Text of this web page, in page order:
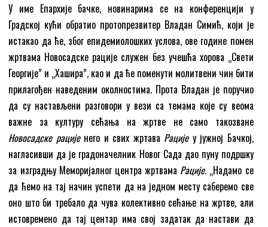
У име Епархије бачке, новинарима се на конференцији у
Градској кући обратио протопрезвитер Владан Симић, који је
истакао да ће, због епидемиолошких услова, ове године помен
жртвама Новосадске рације служен без учешћа хорова „Свети
Георгије” и „Хашира”, као и да ће поменути молитвени чин бити
прилагођен наведеним околностима. Прота Владан је поручио
да су настављени разговори у вези са темама које су веома
важне за културу сећања на жртве не само такозване
Новосадске рацијенего и свих жртава Рацијеу јужној Бачкој,
нагласивши да је градоначелник Новог Сада дао пуну подршку
за изградњу Меморијалног центра жртвама Рације. „Надамо се
да ћемо на тај начин успети да на једном месту саберемо све
оно што би требало да чува колективно сећање на жртве, али
истовремено да тај центар има свој задатак да настави да